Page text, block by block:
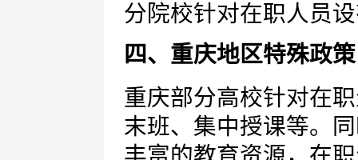
分院校针对在职人员
四、重庆地区特殊政策
重庆部分高校针对在
末班、集中授课等。